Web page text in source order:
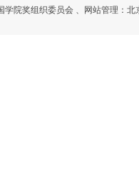
学院奖组织委员会 、网站管理：